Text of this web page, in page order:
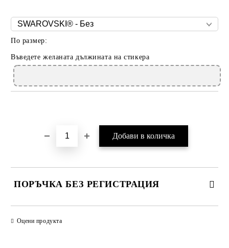
По размер:
Въведете желаната дължината на стикера
ПОРЪЧКА БЕЗ РЕГИСТРАЦИЯ
Оцени продукта